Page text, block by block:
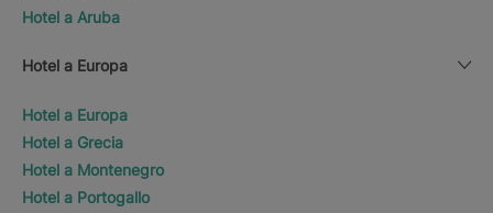
Hotel a Aruba
Hotel a Europa
Hotel a Europa
Hotel a Grecia
Hotel a Montenegro
Hotel a Portogallo